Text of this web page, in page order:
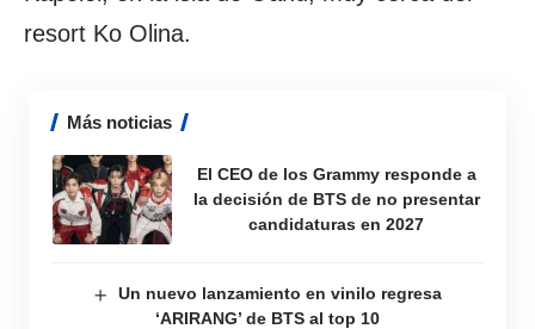
resort Ko Olina.
Más noticias
El CEO de los Grammy responde a
la decisión de BTS de no presentar
candidaturas en 2027
Un nuevo lanzamiento en vinilo regresa
‘ARIRANG’ de BTS al top 10